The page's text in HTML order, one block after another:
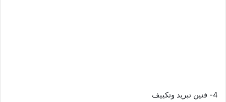
4- فنين تبريد وتكييف